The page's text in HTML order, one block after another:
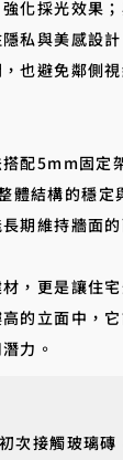
化採光效果
私與美感設
也避免鄰側
配5mm固定
體結構的穩定
期維持牆面
，更是讓住
的立面中，
力。
次接觸玻璃磚